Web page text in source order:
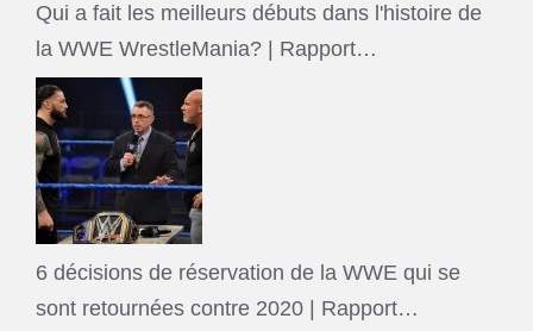
Qui a fait les meilleurs débuts dans l'histoire de
la WWE WrestleMania? | Rapport…
6 décisions de réservation de la WWE qui se
sont retournées contre 2020 | Rapport…